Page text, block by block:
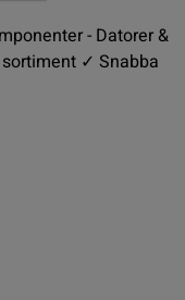
- Datorer &
✓ Snabba